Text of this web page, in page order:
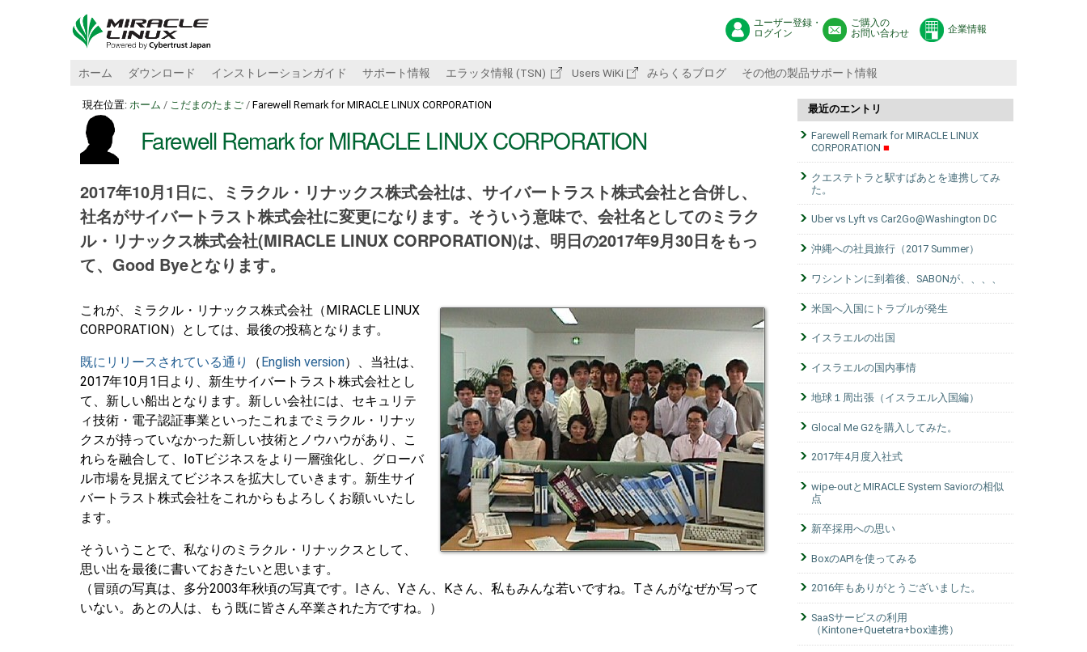
ユーザー登録・
ログイン
ご購入の
お問い合わせ
企業情報
ホーム ダウンロード インストレーションガイド サポート情報 エラッタ情報 (TSN) Users WiKi みらくるブログ その他の製品サポート情報
現在位置: ホーム / こだまのたまご / Farewell Remark for MIRACLE LINUX CORPORATION
Farewell Remark for MIRACLE LINUX CORPORATION
2017年10月1日に、ミラクル・リナックス株式会社は、サイバートラスト株式会社と合併し、
社名がサイバートラスト株式会社に変更になります。そういう意味で、会社名としてのミラク
ル・リナックス株式会社(MIRACLE LINUX CORPORATION)は、明日の2017年9月30日をもっ
て、Good Byeとなります。
これが、ミラクル・リナックス株式会社（MIRACLE LINUX
CORPORATION）としては、最後の投稿となります。
既にリリースされている通り （English version）、当社は、
2017年10月1日より、新生サイバートラスト株式会社とし
て、新しい船出となります。新しい会社には、 セキュリテ
ィ技術・電子認証事業といったこれまでミラクル・リナッ
クスが持っていなかった新しい技術とノウハウがあり、こ
れらを融合して、 IoTビジネスをより一層強化し、 グローバ
ル市場を見据えてビジネスを拡大していきます。新生サイ
バートラスト株式会社をこれからもよろしくお願いいたし
ます。
そういうことで、私なりのミラクル・リナックスとして、
思い出を最後に書いておきたいと思います。
（冒頭の写真は、多分2003年秋頃の写真です。Iさん、Yさん、Kさん、私もみんな若いですね。Tさんがなぜか写って
いない。あとの人は、もう既に皆さん卒業された方ですね。）
最近のエントリ
Farewell Remark for MIRACLE LINUX
CORPORATION
クエステトラと駅すぱあとを連携してみ
た。
Uber vs Lyft vs Car2Go@Washington DC
沖縄への社員旅行（2017 Summer）
ワシントンに到着後、SABONが、、、、
米国へ入国にトラブルが発生
イスラエルの出国
イスラエルの国内事情
地球１周出張（イスラエル入国編）
Glocal Me G2を購入してみた。
2017年4月度入社式
wipe-outとMIRACLE System Saviorの相似
点
新卒採用への思い
BoxのAPIを使ってみる
2016年もありがとうございました。
SaaSサービスの利用
（Kintone+Quetetra+box連携）